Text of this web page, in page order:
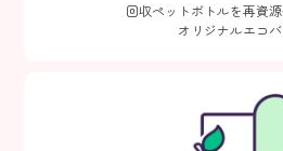
回収ペットボトルを再資
オリジナルエコ